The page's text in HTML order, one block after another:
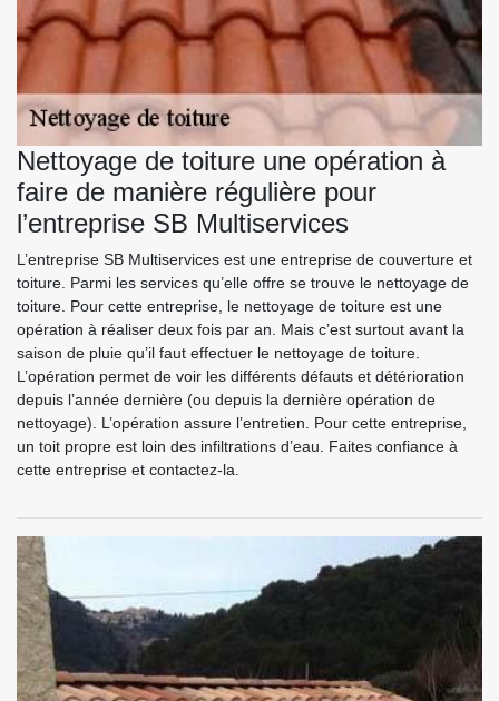
Nettoyage de toiture une opération à
faire de manière régulière pour
l’entreprise SB Multiservices
L’entreprise SB Multiservices est une entreprise de couverture et
toiture. Parmi les services qu’elle offre se trouve le nettoyage de
toiture. Pour cette entreprise, le nettoyage de toiture est une
opération à réaliser deux fois par an. Mais c’est surtout avant la
saison de pluie qu’il faut effectuer le nettoyage de toiture.
L’opération permet de voir les différents défauts et détérioration
depuis l’année dernière (ou depuis la dernière opération de
nettoyage). L’opération assure l’entretien. Pour cette entreprise,
un toit propre est loin des infiltrations d’eau. Faites confiance à
cette entreprise et contactez-la.